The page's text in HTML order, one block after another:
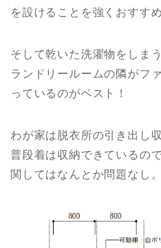
を設けることを強くおすす
そして乾いた洗濯物をしま
ランドリールームの隣がフ
っているのがベスト！
わが家は脱衣所の引き出し
普段着は収納できているの
関してはなんとか問題なし。